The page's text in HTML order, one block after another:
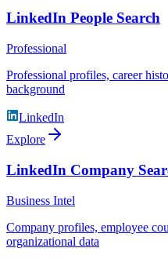
LinkedIn People Search
Professional
Professional profiles, career
background
LinkedIn
Explore
LinkedIn Company
Business Intel
Company profiles, employee
organizational data